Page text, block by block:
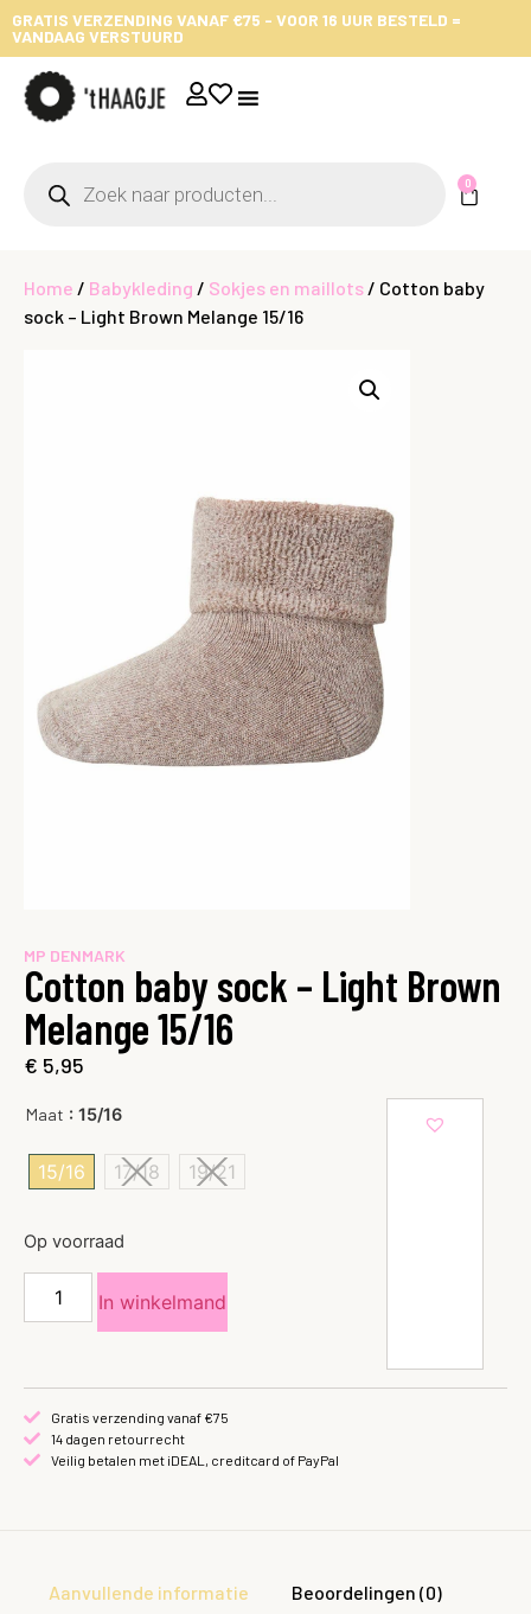
GRATIS VERZENDING VANAF €75 - VOOR 16 UUR BESTELD =
VANDAAG VERSTUURD
0
Home / Babykleding / Sokjes en maillots / Cotton baby
sock – Light Brown Melange 15/16
MP DENMARK
Cotton baby sock – Light Brown
Melange 15/16
€ 5,95
Maat : 15/16
15/16 17/18 19/21
Op voorraad
In winkelmand
Gratis verzending vanaf €75
14 dagen retourrecht
Veilig betalen met iDEAL, creditcard of PayPal
Aanvullende informatie Beoordelingen (0)